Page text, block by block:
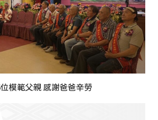
模範父親 感謝爸爸辛勞